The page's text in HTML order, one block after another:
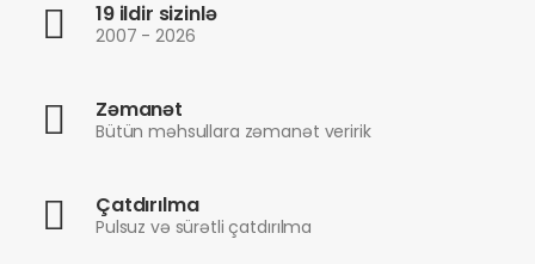
19 ildir sizinlə
2007 - 2026
Zəmanət
Bütün məhsullara zəmanət veririk
Çatdırılma
Pulsuz və sürətli çatdırılma